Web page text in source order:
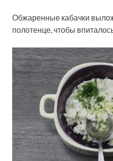
Обжаренные кабачки
полотенце, чтобы